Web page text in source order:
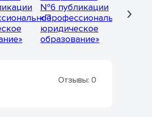
›
Отзывы: 0